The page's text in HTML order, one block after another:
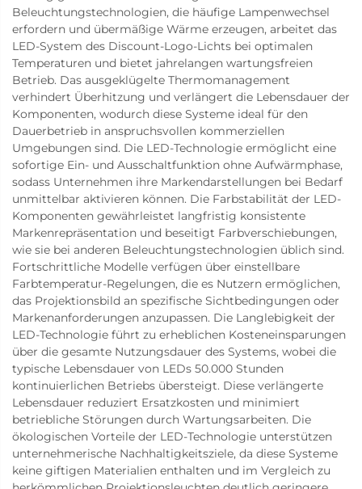
Beleuchtungstechnologien, die häufige Lampenwechsel
erfordern und übermäßige Wärme erzeugen, arbeitet das
LED-System des Discount-Logo-Lichts bei optimalen
Temperaturen und bietet jahrelangen wartungsfreien
Betrieb. Das ausgeklügelte Thermomanagement
verhindert Überhitzung und verlängert die Lebensdauer der
Komponenten, wodurch diese Systeme ideal für den
Dauerbetrieb in anspruchsvollen kommerziellen
Umgebungen sind. Die LED-Technologie ermöglicht eine
sofortige Ein- und Ausschaltfunktion ohne Aufwärmphase,
sodass Unternehmen ihre Markendarstellungen bei Bedarf
unmittelbar aktivieren können. Die Farbstabilität der LED-
Komponenten gewährleistet langfristig konsistente
Markenrepräsentation und beseitigt Farbverschiebungen,
wie sie bei anderen Beleuchtungstechnologien üblich sind.
Fortschrittliche Modelle verfügen über einstellbare
Farbtemperatur-Regelungen, die es Nutzern ermöglichen,
das Projektionsbild an spezifische Sichtbedingungen oder
Markenanforderungen anzupassen. Die Langlebigkeit der
LED-Technologie führt zu erheblichen Kosteneinsparungen
über die gesamte Nutzungsdauer des Systems, wobei die
typische Lebensdauer von LEDs 50.000 Stunden
kontinuierlichen Betriebs übersteigt. Diese verlängerte
Lebensdauer reduziert Ersatzkosten und minimiert
betriebliche Störungen durch Wartungsarbeiten. Die
ökologischen Vorteile der LED-Technologie unterstützen
unternehmerische Nachhaltigkeitsziele, da diese Systeme
keine giftigen Materialien enthalten und im Vergleich zu